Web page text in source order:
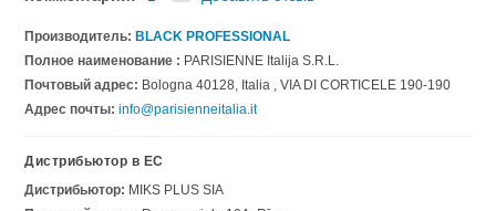
Производитель: BLACK PROFESSIONAL
Полное наименование : PARISIENNE Italija S.R.L.
Почтовый адрес: Bologna 40128, Italia , VIA DI CORTICELE 190-190
Адрес почты: info@parisienneitalia.it
Дистрибьютор в ЕС
Дистрибьютор: MIKS PLUS SIA